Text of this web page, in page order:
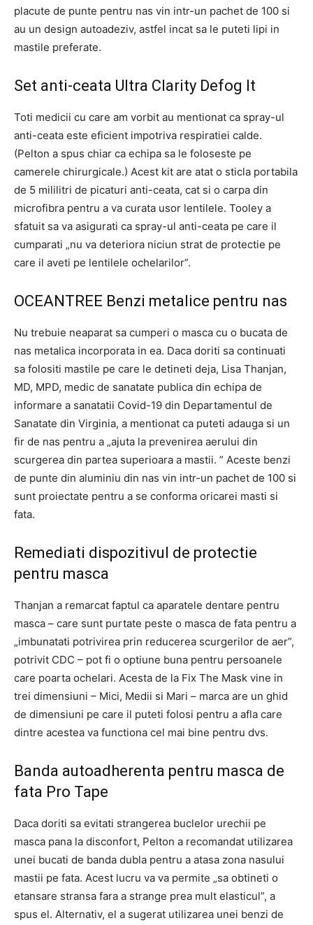
placute de punte pentru nas vin intr-un pachet de 100 si
au un design autoadeziv, astfel incat sa le puteti lipi in
mastile preferate.
Set anti-ceata Ultra Clarity Defog It
Toti medicii cu care am vorbit au mentionat ca spray-ul
anti-ceata este eficient impotriva respiratiei calde.
(Pelton a spus chiar ca echipa sa le foloseste pe
camerele chirurgicale.) Acest kit are atat o sticla portabila
de 5 mililitri de picaturi anti-ceata, cat si o carpa din
microfibra pentru a va curata usor lentilele. Tooley a
sfatuit sa va asigurati ca spray-ul anti-ceata pe care il
cumparati „nu va deteriora niciun strat de protectie pe
care il aveti pe lentilele ochelarilor”.
OCEANTREE Benzi metalice pentru nas
Nu trebuie neaparat sa cumperi o masca cu o bucata de
nas metalica incorporata in ea. Daca doriti sa continuati
sa folositi mastile pe care le detineti deja, Lisa Thanjan,
MD, MPD, medic de sanatate publica din echipa de
informare a sanatatii Covid-19 din Departamentul de
Sanatate din Virginia, a mentionat ca puteti adauga si un
fir de nas pentru a „ajuta la prevenirea aerului din
scurgerea din partea superioara a mastii. ” Aceste benzi
de punte din aluminiu din nas vin intr-un pachet de 100 si
sunt proiectate pentru a se conforma oricarei masti si
fata.
Remediati dispozitivul de protectie
pentru masca
Thanjan a remarcat faptul ca aparatele dentare pentru
masca – care sunt purtate peste o masca de fata pentru a
„imbunatati potrivirea prin reducerea scurgerilor de aer”,
potrivit CDC – pot fi o optiune buna pentru persoanele
care poarta ochelari. Acesta de la Fix The Mask vine in
trei dimensiuni – Mici, Medii si Mari – marca are un ghid
de dimensiuni pe care il puteti folosi pentru a afla care
dintre acestea va functiona cel mai bine pentru dvs.
Banda autoadherenta pentru masca de
fata Pro Tape
Daca doriti sa evitati strangerea buclelor urechii pe
masca pana la disconfort, Pelton a recomandat utilizarea
unei bucati de banda dubla pentru a atasa zona nasului
mastii pe fata. Acest lucru va va permite „sa obtineti o
etansare stransa fara a strange prea mult elasticul”, a
spus el. Alternativ, el a sugerat utilizarea unei benzi de